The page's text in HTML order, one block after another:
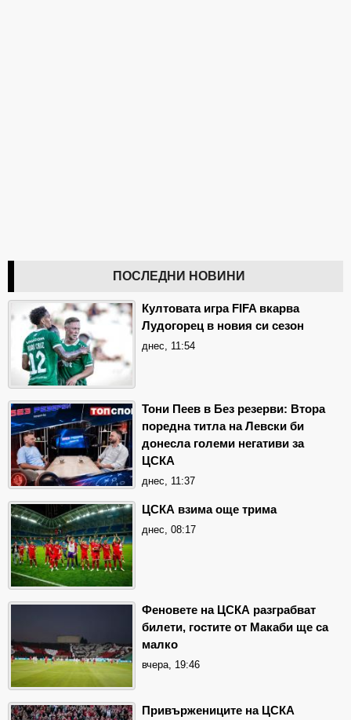
ПОСЛЕДНИ НОВИНИ
Култовата игра FIFA вкарва
Лудогорец в новия си сезон
днес, 11:54
Тони Пеев в Без резерви: Втора
поредна титла на Левски би
донесла големи негативи за
ЦСКА
днес, 11:37
ЦСКА взима още трима
днес, 08:17
Феновете на ЦСКА разграбват
билети, гостите от Макаби ще са
малко
вчера, 19:46
Привържениците на ЦСКА